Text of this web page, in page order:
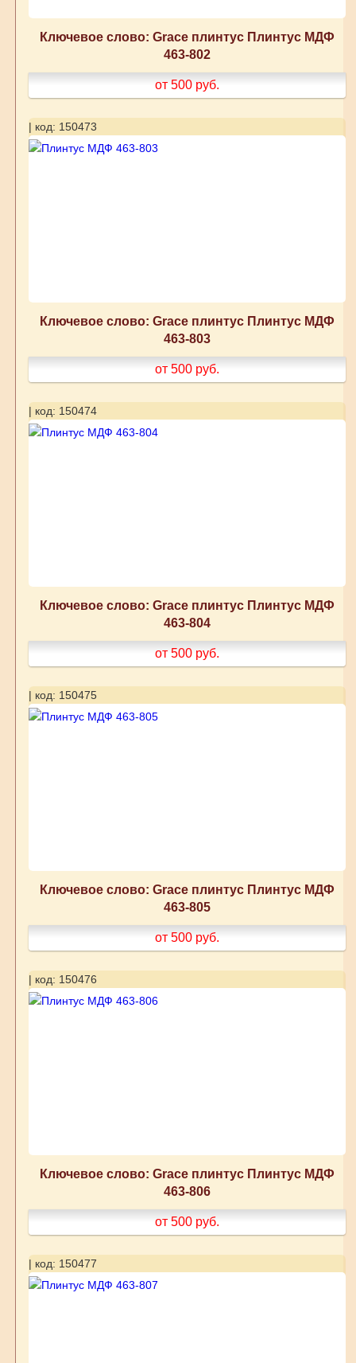
Ключевое слово: Grace плинтус Плинтус МДФ
463-802
от 500 руб.
| код: 150473
Ключевое слово: Grace плинтус Плинтус МДФ
463-803
от 500 руб.
| код: 150474
Ключевое слово: Grace плинтус Плинтус МДФ
463-804
от 500 руб.
| код: 150475
Ключевое слово: Grace плинтус Плинтус МДФ
463-805
от 500 руб.
| код: 150476
Ключевое слово: Grace плинтус Плинтус МДФ
463-806
от 500 руб.
| код: 150477